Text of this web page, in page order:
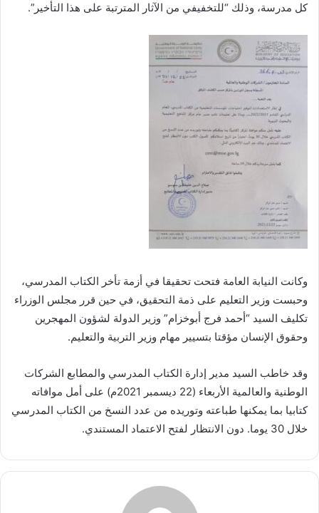
كل مدرسة، وذلك “للتخفيفي من الآثار المترتبة على هذا التأخير”.
وكانت النيابة العامة فتحت تحقيقا في أزمة تأخر الكتاب المدرسي،
وحبست وزير التعليم على ذمة التحقيق، في حين قرر مجلس الوزراء
تكليف السيد “أحمد فرج أبوخزام” وزير الدولة لشؤون المهجرين
وحقوق الإنسان مؤقتا بتسيير مهام وزير التربية والتعليم.
وقد خاطب السيد مدير إدارة الكتاب المدرسي والمطابع الشركات
الوطنية والعالمية الأربعاء (22 ديسمبر 2021م) على أمل موافاته
كتابيا بما يمكنها طباعته وتوريده من عدد النسخ من الكتاب المدرسي
خلال 30 يوما. دون الانتظار لفتح الاعتماد المستندي.